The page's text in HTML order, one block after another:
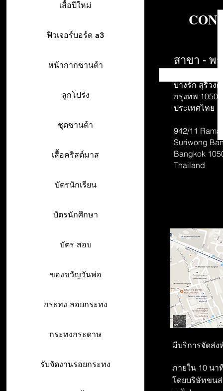
เสื้อปีใหม่
ฟิวเจอร์บอร์ด a3
หน้ากากซานต้า
ลูกโปร่ง
ชุดซานต้า
เสื้อคริสต์มาส
บัตรนักเรียน
บัตรนักศึกษา
บัตร สอบ
ของขวัญวันพ่อ
กระทง ลอยกระทง
กระทงกระดาษ
รับจัดงานรอยกระทง
สาขา - พ
บางรัก สุริวงศ์
กรุงทพ 10500
ประเทศไทย
942/11 Rama
Suriwong
Bangkok
Thailand
มีบริการจัดส่ง
ภายใน 10 นา
โดยบริษัทขน